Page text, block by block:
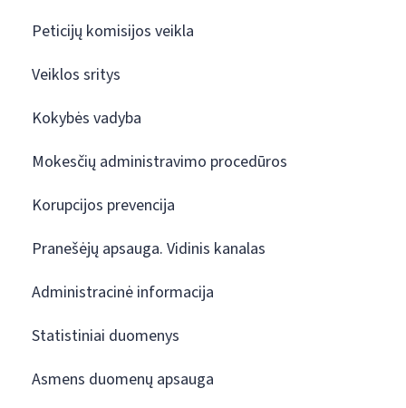
Peticijų komisijos veikla
Veiklos sritys
Kokybės vadyba
Mokesčių administravimo procedūros
Korupcijos prevencija
Pranešėjų apsauga. Vidinis kanalas
Administracinė informacija
Statistiniai duomenys
Asmens duomenų apsauga